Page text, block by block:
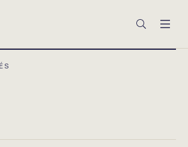
Keresés